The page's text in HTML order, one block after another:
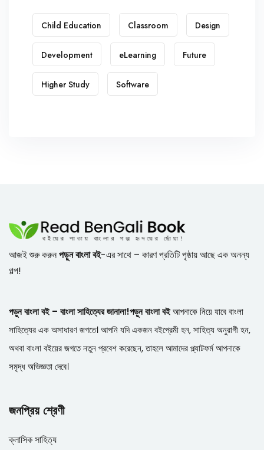
Child Education Classroom Design
Development eLearning Future
Higher Study Software
আজই শুরু করুনপড়ুন বাংলা বই-এর সাথে – কারণ প্রতিটি পৃষ্ঠায় আছে এক অনন্য
গল্প!
পড়ুন বাংলা বই – বাংলা সাহিত্যের জানালা!পড়ুন বাংলা বইআপনাকে নিয়ে যাবে বাংলা
সাহিত্যের এক অসাধারণ জগতে। আপনি যদি একজন বইপ্রেমী হন, সাহিত্য অনুরাগী হন,
অথবা বাংলা বইয়ের জগতে নতুন প্রবেশ করেছেন, তাহলে আমাদের প্ল্যাটফর্ম আপনাকে
সমৃদ্ধ অভিজ্ঞতা দেবে।
জনপ্রিয় শ্রেণী
ক্লাসিক সাহিত্য